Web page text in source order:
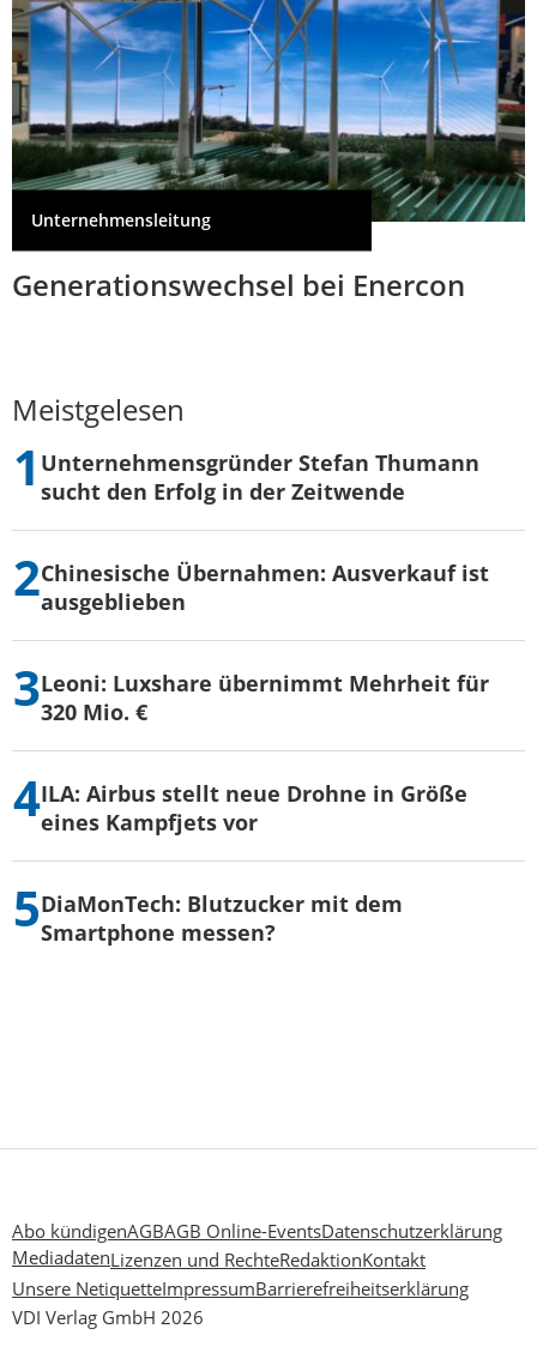
Unternehmensleitung
Generationswechsel bei Enercon
Meistgelesen
Unternehmensgründer Stefan Thumann
sucht den Erfolg in der Zeitwende
Chinesische Übernahmen: Ausverkauf ist
ausgeblieben
Leoni: Luxshare übernimmt Mehrheit für
320 Mio. €
ILA: Airbus stellt neue Drohne in Größe
eines Kampfjets vor
DiaMonTech: Blutzucker mit dem
Smartphone messen?
Abo kündigenAGBAGB Online-EventsDatenschutzerklärung
MediadatenLizenzen und RechteRedaktionKontakt
Unsere NetiquetteImpressumBarrierefreiheitserklärung
VDI Verlag GmbH 2026